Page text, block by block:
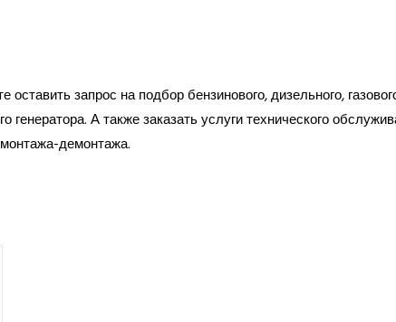
оставить запрос на подбор бензинового, дизельного,
генератора. А также заказать услуги технического
демонтажа.